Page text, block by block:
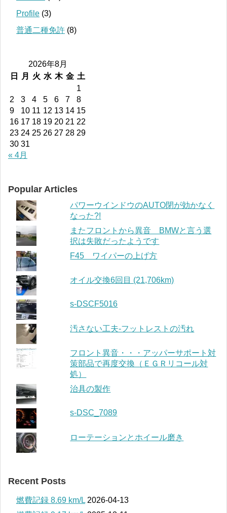
Profile (3)
普通二種免許 (8)
2026年8月
日
月 火 水 木 金 土
1
2
3 4 5 6 7
8
9
10 11 12 13 14 15
16 17 18 19 20 21 22
23 24 25 26 27 28 29
30 31
« 4月
Popular Articles
パワーウインドウのAUTO閉が効かなく
なった?!
またフロントから異音 BMWと言う選
択は失敗だったようです
F45 ワイパーの上げ方
オイル交換6回目 (21,706km)
s-DSCF5016
汚さない工夫-フットレストの汚れ
フロント異音・・・アッパーサポート対
策部品で再度交換（ＥＧＲリコール対
処）
治具の製作
s-DSC_7089
ローテーションとホイール磨き
Recent Posts
燃費記録 8.69 km/L 2026-04-13